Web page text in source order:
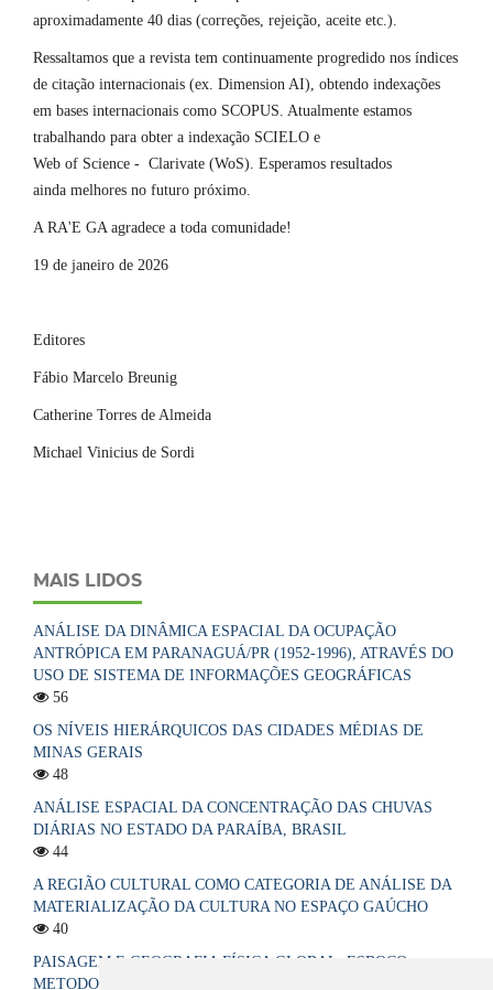
aproximadamente 40 dias (correções, rejeição, aceite etc.).
Ressaltamos que a revista tem continuamente progredido nos índices
de citação internacionais (ex. Dimension AI), obtendo indexações
em bases internacionais como SCOPUS. Atualmente estamos
trabalhando para obter a indexação SCIELO e
Web of Science - Clarivate (WoS). Esperamos resultados
ainda melhores no futuro próximo.
A RA'E GA agradece a toda comunidade!
19 de janeiro de 2026
Editores
Fábio Marcelo Breunig
Catherine Torres de Almeida
Michael Vinicius de Sordi
MAIS LIDOS
ANÁLISE DA DINÂMICA ESPACIAL DA OCUPAÇÃO
ANTRÓPICA EM PARANAGUÁ/PR (1952-1996), ATRAVÉS DO
USO DE SISTEMA DE INFORMAÇÕES GEOGRÁFICAS
56
OS NÍVEIS HIERÁRQUICOS DAS CIDADES MÉDIAS DE
MINAS GERAIS
48
ANÁLISE ESPACIAL DA CONCENTRAÇÃO DAS CHUVAS
DIÁRIAS NO ESTADO DA PARAÍBA, BRASIL
44
A REGIÃO CULTURAL COMO CATEGORIA DE ANÁLISE DA
MATERIALIZAÇÃO DA CULTURA NO ESPAÇO GAÚCHO
40
PAISAGEM E GEOGRAFIA FÍSICA GLOBAL. ESBOÇO
METODOLÓGICO